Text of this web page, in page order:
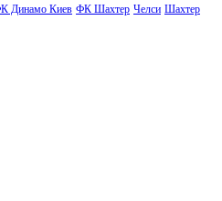
Динамо Киев ФК Шахтер Челси Шахтер